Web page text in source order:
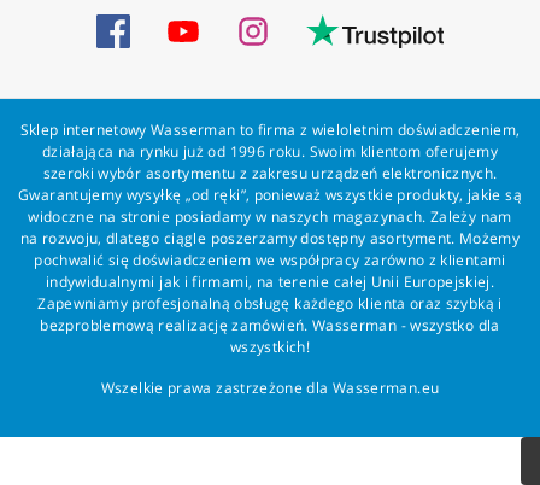
Sklep internetowy Wasserman to firma z wieloletnim doświadczeniem,
działająca na rynku już od 1996 roku. Swoim klientom oferujemy
szeroki wybór asortymentu z zakresu urządzeń elektronicznych.
Gwarantujemy wysyłkę „od ręki”, ponieważ wszystkie produkty, jakie są
widoczne na stronie posiadamy w naszych magazynach. Zależy nam
na rozwoju, dlatego ciągle poszerzamy dostępny asortyment. Możemy
pochwalić się doświadczeniem we współpracy zarówno z klientami
indywidualnymi jak i firmami, na terenie całej Unii Europejskiej.
Zapewniamy profesjonalną obsługę każdego klienta oraz szybką i
bezproblemową realizację zamówień. Wasserman - wszystko dla
wszystkich!
Wszelkie prawa zastrzeżone dla Wasserman.eu